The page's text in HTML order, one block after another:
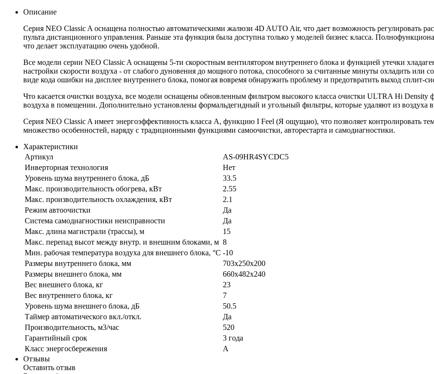
Описание
Серия NEO Classic A оснащена полностью автоматическими жалюзи 4D AUTO Air, что дает возможность регулировать
пульта дистанционного управления. Раньше эта функция была доступна только у моделей бизнес класса.
что делает эксплуатацию очень удобной.
Все модели серии NEO Classic A оснащены 5-ти скоростным вентилятором внутреннего блока и функцией утечки
настройки скорости воздуха - от слабого дуновения до мощного потока, способного за считанные минуты охладить или
виде кода ошибки на дисплее внутреннего блока, помогая вовремя обнаружить проблему и предотвратить выход сплит-
Что касается очистки воздуха, все модели оснащены обновленным фильтром высокого класса очистки ULTRA Hi Density
воздуха в помещении. Дополнительно установлены формальдегидный и угольный фильтры, которые удаляют из воздуха
Серия NEO Classic A имеет энергоэффективность класса А, функцию I Feel (Я ощущаю), что позволяет контролировать
множество особенностей, наряду с традиционными функциями самоочистки, авторестарта и самодиагностики.
Характеристики
Артикул
AS-09HR4SYCDC5
Инверторная технология
Нет
Уровень шума внутреннего блока, дБ
33.5
Макс. производительность обогрева, кВт
2.55
Макс. производительность охлаждения, кВт
2.1
Режим автоочистки
Да
Система самодиагностики неисправности
Да
Макс. длина магистрали (трассы), м
15
Макс. перепад высот между внутр. и внешним блоками, м 8
Мин. рабочая температура воздуха для внешнего блока, °С -10
Размеры внутреннего блока, мм
703x250x200
Размеры внешнего блока, мм
660x482x240
Вес внешнего блока, кг
23
Вес внутреннего блока, кг
7
Уровень шума внешнего блока, дБ
50.5
Таймер автоматического вкл./откл.
Да
Производительность, м3/час
520
Гарантийный срок
3 года
Класс энергосбережения
А
Отзывы
Оставить отзыв